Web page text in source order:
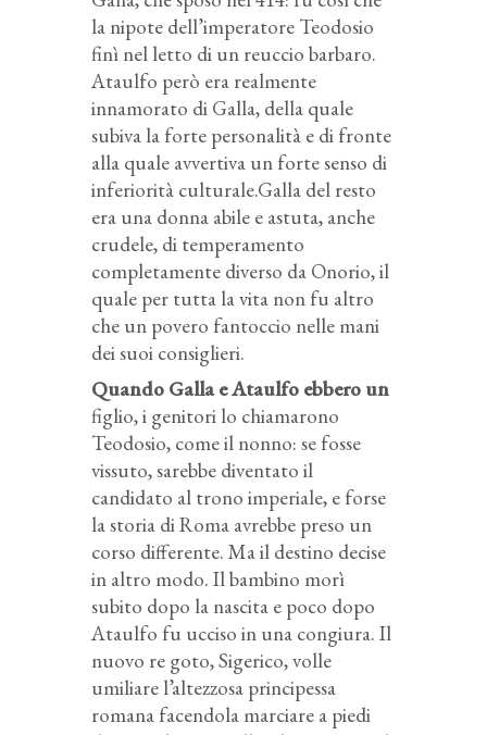
la nipote dell’imperatore Teodosio
finì nel letto di un reuccio barbaro.
Ataulfo però era realmente
innamorato di Galla, della quale
subiva la forte personalità e di fronte
alla quale avvertiva un forte senso di
inferiorità culturale.Galla del resto
era una donna abile e astuta, anche
crudele, di temperamento
completamente diverso da Onorio, il
quale per tutta la vita non fu altro
che un povero fantoccio nelle mani
dei suoi consiglieri.
Quando Galla e Ataulfo ebbero un
figlio, i genitori lo chiamarono
Teodosio, come il nonno: se fosse
vissuto, sarebbe diventato il
candidato al trono imperiale, e forse
la storia di Roma avrebbe preso un
corso differente. Ma il destino decise
in altro modo. Il bambino morì
subito dopo la nascita e poco dopo
Ataulfo fu ucciso in una congiura. Il
nuovo re goto, Sigerico, volle
umiliare l’altezzosa principessa
romana facendola marciare a piedi